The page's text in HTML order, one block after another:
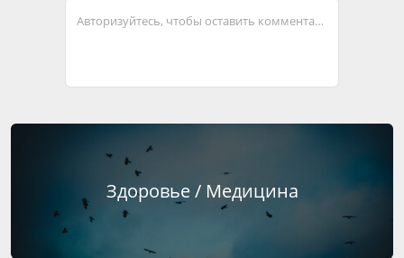
Авторизуйтесь, чтобы оставить комментарий
Здоровье / Медицина